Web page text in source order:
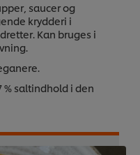
saucer og
krydderi i
Kan bruges i
% saltindhold i den